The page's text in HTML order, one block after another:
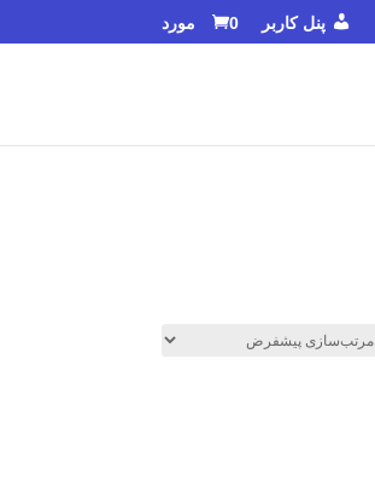
پنل کاربر 0 مورد